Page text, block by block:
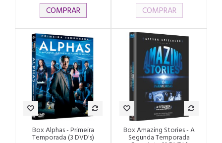
COMPRAR COMPRAR
Box Alphas - Primeira
Temporada (3 DVD's)
Box Amazing Stories - A
Segunda Temporada